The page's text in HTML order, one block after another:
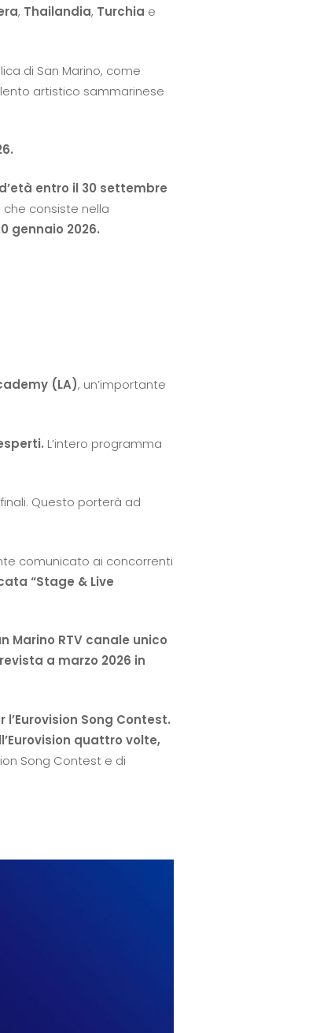
, Thailandia, Turchia e
di San Marino, come
artistico sammarinese
entro il 30 settembre
che consiste nella
gennaio 2026.
(LA), un’importante
L’intero programma
Questo porterà ad
comunicato ai concorrenti
“Stage & Live
Marino RTV canale unico
a marzo 2026 in
Song Contest.
quattro volte,
Song Contest e di